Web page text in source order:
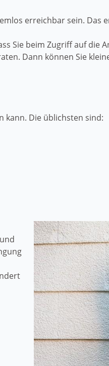
erreichbar sein. Das
Sie beim Zugriff auf die
Dann können Sie
kann. Die üblichsten sind: